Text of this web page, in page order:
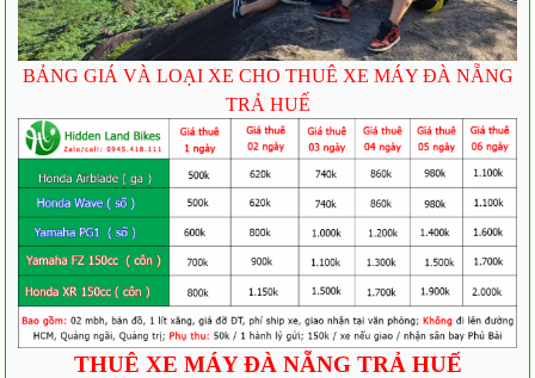
BẢNG GIÁ VÀ LOẠI XE CHO THUÊ XE MÁY ĐÀ NẴNG
TRẢ HUẾ
THUÊ XE MÁY ĐÀ NẴNG TRẢ HUẾ